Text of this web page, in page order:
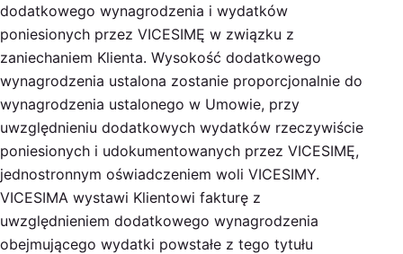
dodatkowego wynagrodzenia i wydatków
poniesionych przez VICESIMĘ w związku z
zaniechaniem Klienta. Wysokość dodatkowego
wynagrodzenia ustalona zostanie proporcjonalnie do
wynagrodzenia ustalonego w Umowie, przy
uwzględnieniu dodatkowych wydatków rzeczywiście
poniesionych i udokumentowanych przez VICESIMĘ,
jednostronnym oświadczeniem woli VICESIMY.
VICESIMA wystawi Klientowi fakturę z
uwzględnieniem dodatkowego wynagrodzenia
obejmującego wydatki powstałe z tego tytułu